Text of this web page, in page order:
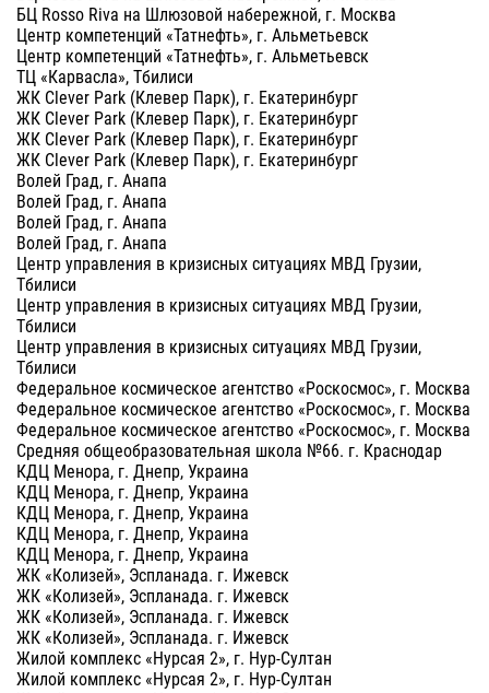
БЦ Rosso Riva на Шлюзовой набережной, г. Москва
Центр компетенций «Татнефть», г. Альметьевск
Центр компетенций «Татнефть», г. Альметьевск
ТЦ «Карвасла», Тбилиси
ЖК Clever Park (Клевер Парк), г. Екатеринбург
ЖК Clever Park (Клевер Парк), г. Екатеринбург
ЖК Clever Park (Клевер Парк), г. Екатеринбург
ЖК Clever Park (Клевер Парк), г. Екатеринбург
Волей Град, г. Анапа
Волей Град, г. Анапа
Волей Град, г. Анапа
Волей Град, г. Анапа
Центр управления в кризисных ситуациях МВД Грузии,
Тбилиси
Центр управления в кризисных ситуациях МВД Грузии,
Тбилиси
Центр управления в кризисных ситуациях МВД Грузии,
Тбилиси
Федеральное космическое агентство «Роскосмос», г. Москва
Федеральное космическое агентство «Роскосмос», г. Москва
Федеральное космическое агентство «Роскосмос», г. Москва
Средняя общеобразовательная школа №66. г. Краснодар
КДЦ Менора, г. Днепр, Украина
КДЦ Менора, г. Днепр, Украина
КДЦ Менора, г. Днепр, Украина
КДЦ Менора, г. Днепр, Украина
КДЦ Менора, г. Днепр, Украина
ЖК «Колизей», Эспланада. г. Ижевск
ЖК «Колизей», Эспланада. г. Ижевск
ЖК «Колизей», Эспланада. г. Ижевск
ЖК «Колизей», Эспланада. г. Ижевск
Жилой комплекс «Нурсая 2», г. Нур-Султан
Жилой комплекс «Нурсая 2», г. Нур-Султан